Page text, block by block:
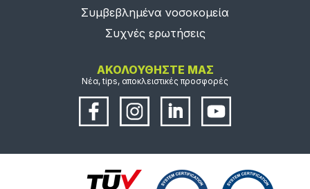
Συμβεβλημένα νοσοκομεία
Συχνές ερωτήσεις
ΑΚΟΛΟΥΘΗΣΤΕ ΜΑΣ
Νέα, tips, αποκλειστικές προσφορές